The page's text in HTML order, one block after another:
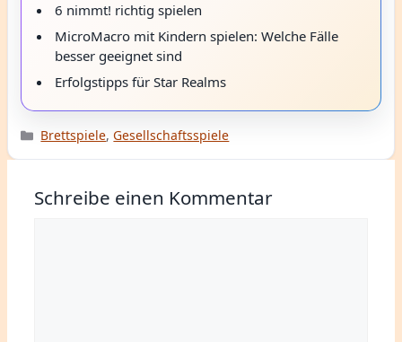
6 nimmt! richtig spielen
MicroMacro mit Kindern spielen: Welche Fälle
besser geeignet sind
Erfolgstipps für Star Realms
Kategorien
Brettspiele,Gesellschaftsspiele
Schreibe einen Kommentar